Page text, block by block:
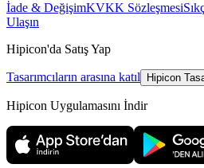
İade & DeğişimKVKK Sözleşmesi
Ulaşın
Hipicon'da Satış Yap
Tasarımcıların arasına katıl Hipicon
Hipicon Uygulamasını İndir